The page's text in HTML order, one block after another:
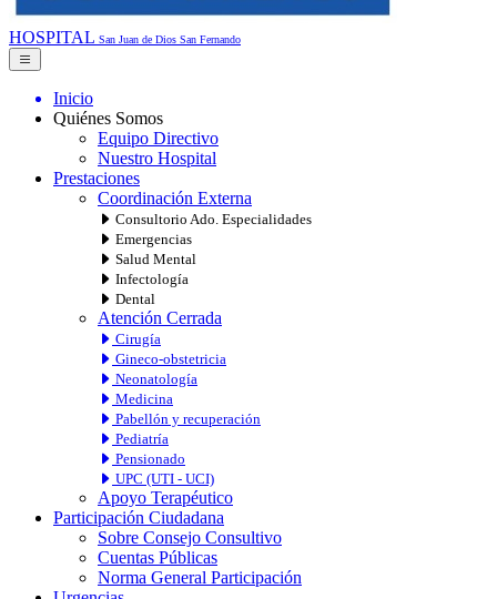
HOSPITAL San Juan de Dios San Fernando
Inicio
Quiénes Somos
Equipo Directivo
Nuestro Hospital
Prestaciones
Coordinación Externa
Consultorio Ado. Especialidades
Emergencias
Salud Mental
Infectología
Dental
Atención Cerrada
Cirugía
Gineco-obstetricia
Neonatología
Medicina
Pabellón y recuperación
Pediatría
Pensionado
UPC (UTI - UCI)
Apoyo Terapéutico
Participación Ciudadana
Sobre Consejo Consultivo
Cuentas Públicas
Norma General Participación